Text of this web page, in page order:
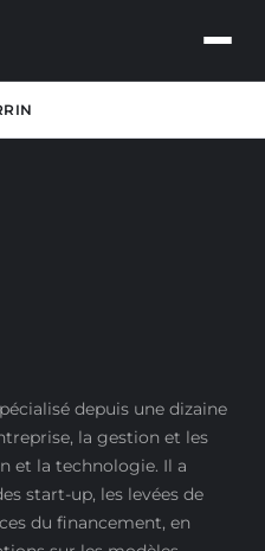
depuis une dizaine
la gestion et les
et la technologie. Il a
start-up, les levées de
du financement, en